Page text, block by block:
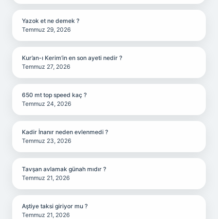
Yazok et ne demek ?
Temmuz 29, 2026
Kur’an-ı Kerim’in en son ayeti nedir ?
Temmuz 27, 2026
650 mt top speed kaç ?
Temmuz 24, 2026
Kadir İnanır neden evlenmedi ?
Temmuz 23, 2026
Tavşan avlamak günah mıdır ?
Temmuz 21, 2026
Aştiye taksi giriyor mu ?
Temmuz 21, 2026